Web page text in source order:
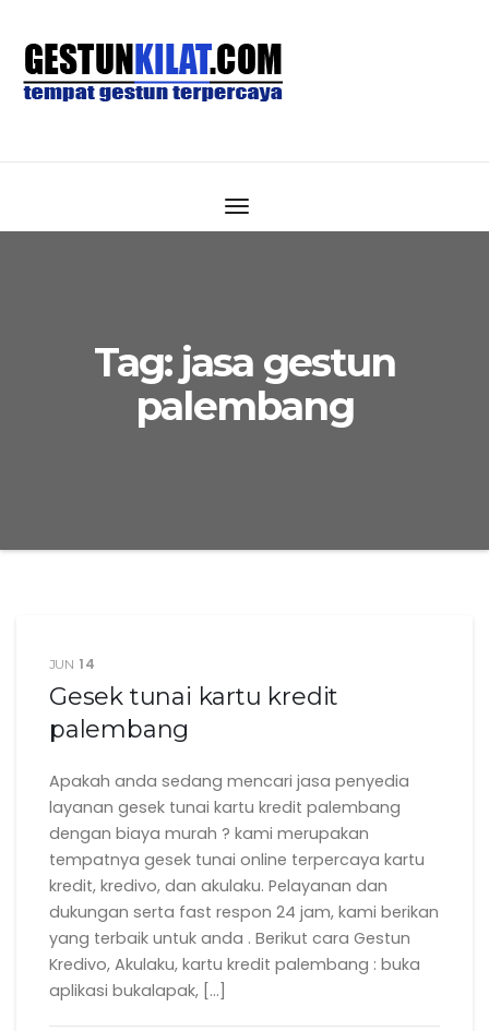
Tag: jasa gestun
palembang
JUN 14
Gesek tunai kartu kredit
palembang
Apakah anda sedang mencari jasa penyedia
layanan gesek tunai kartu kredit palembang
dengan biaya murah ? kami merupakan
tempatnya gesek tunai online terpercaya kartu
kredit, kredivo, dan akulaku. Pelayanan dan
dukungan serta fast respon 24 jam, kami berikan
yang terbaik untuk anda . Berikut cara Gestun
Kredivo, Akulaku, kartu kredit palembang : buka
aplikasi bukalapak, […]